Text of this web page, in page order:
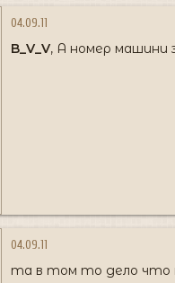
04.09.11
B_V_V, А номер машини
04.09.11
та в том то дело что